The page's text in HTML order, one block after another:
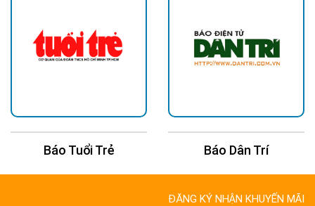
Báo Dân Trí Báo Thanh Niên
ĐĂNG KÝ NHẬN KHUYẾN MÃI